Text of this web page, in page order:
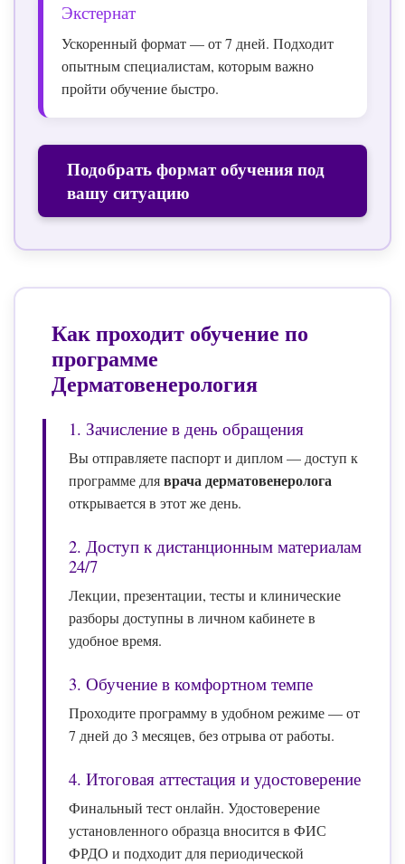
Экстернат
Ускоренный формат — от 7 дней. Подходит
опытным специалистам, которым важно
пройти обучение быстро.
Подобрать формат обучения под
вашу ситуацию
Как проходит обучение по
программе
Дерматовенерология
1. Зачисление в день обращения
Вы отправляете паспорт и диплом — доступ к
программе дляврача дерматовенеролога
открывается в этот же день.
2. Доступ к дистанционным материалам
24/7
Лекции, презентации, тесты и клинические
разборы доступны в личном кабинете в
удобное время.
3. Обучение в комфортном темпе
Проходите программу в удобном режиме — от
7 дней до 3 месяцев, без отрыва от работы.
4. Итоговая аттестация и удостоверение
Финальный тест онлайн. Удостоверение
установленного образца вносится в ФИС
ФРДО и подходит для периодической